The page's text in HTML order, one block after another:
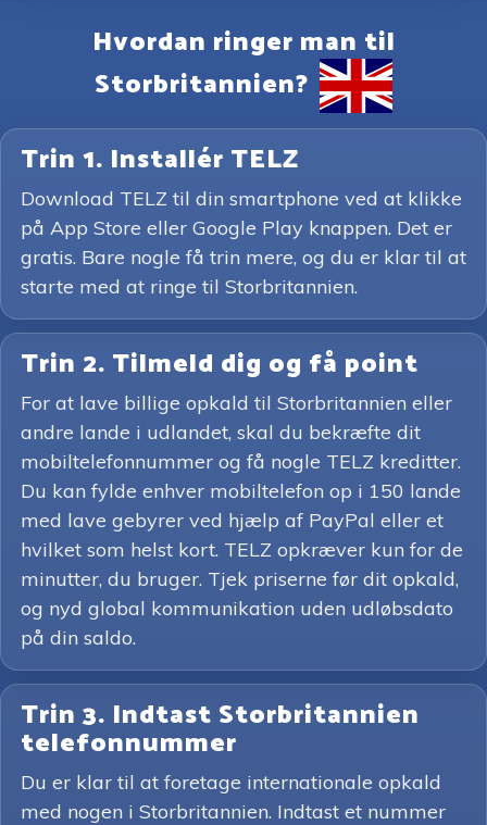
Hvordan ringer man til
Storbritannien?
Trin 1. Installér TELZ
Download TELZ til din smartphone ved at klikke
på App Store eller Google Play knappen. Det er
gratis. Bare nogle få trin mere, og du er klar til at
starte med at ringe til Storbritannien.
Trin 2. Tilmeld dig og få point
For at lave billige opkald til Storbritannien eller
andre lande i udlandet, skal du bekræfte dit
mobiltelefonnummer og få nogle TELZ kreditter.
Du kan fylde enhver mobiltelefon op i 150 lande
med lave gebyrer ved hjælp af PayPal eller et
hvilket som helst kort. TELZ opkræver kun for de
minutter, du bruger. Tjek priserne før dit opkald,
og nyd global kommunikation uden udløbsdato
på din saldo.
Trin 3. Indtast Storbritannien
telefonnummer
Du er klar til at foretage internationale opkald
med nogen i Storbritannien. Indtast et nummer